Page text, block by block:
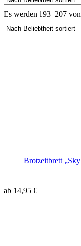
Es werden 193–207
Brotzeitbrett
ab 14,95 €